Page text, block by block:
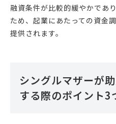
融資条件が比較的緩やかであ
ため、起業にあたっての資金
提供されます。
シングルマザーが
する際のポイント3